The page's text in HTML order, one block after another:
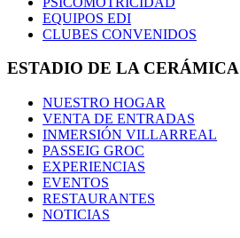
EQUIPOS EDI
CLUBES CONVENIDOS
ESTADIO DE LA CERÁMICA
NUESTRO HOGAR
VENTA DE ENTRADAS
INMERSIÓN VILLARREAL
PASSEIG GROC
EXPERIENCIAS
EVENTOS
RESTAURANTES
NOTICIAS